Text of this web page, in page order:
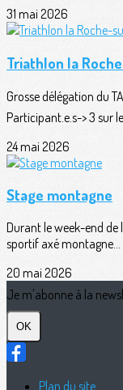
31 mai 2026
Triathlon la
Grosse délégation du
Participant.e.s-> 3 sur le
24 mai 2026
Stage montagne
Durant le week-end de
sportif axé montagne...
20 mai 2026
Je m'abonne à la
OK
Plan du site